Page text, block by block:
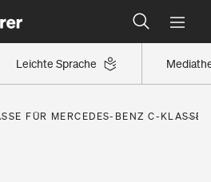
Leichte Sprache
finden
Region eingestuft
Versicherer finden
FÜR MERCEDES-BENZ C-